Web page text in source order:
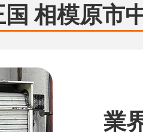
相模原市
業